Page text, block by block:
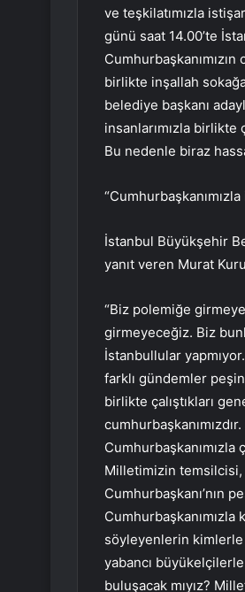
ve teşkilatımızla
günü saat 14.00’te
birlikte inşallah sokağa
belediye başkanı
insanlarımızla birlikte
Bu nedenle biraz
İstanbul Büyükşehir
yanıt veren Murat
“Biz polemiğe
girmeyeceğiz. Biz
İstanbullular
farklı gündemler
birlikte çalıştıkları
Cumhurbaşkanımızla
Milletimizin temsilcisi,
Cumhurbaşkanı’nın
söyleyenlerin kimlerle
yabancı
buluşacak mıyız?